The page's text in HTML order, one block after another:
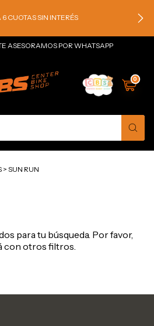
CUOTAS SIN INTERÉS
ASESORAMOS POR WHATSAPP
0
> SUN RUN
para tu búsqueda. Por favor,
con otros filtros.